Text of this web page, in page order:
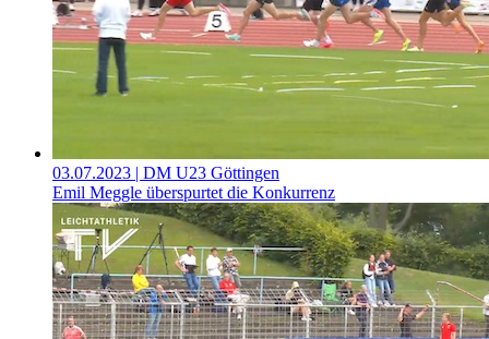
03.07.2023 | DM U23 Göttingen
Emil Meggle überspurtet die Konkurrenz